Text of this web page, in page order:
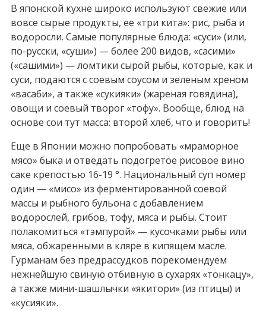
В японской кухне широко используют свежие или
вовсе сырые продукты, ее «три кита»: рис, рыба и
водоросли. Самые популярные блюда: «суси» (или,
по-русски, «суши») — более 200 видов, «сасими»
(«сашими») — ломтики сырой рыбы, которые, как и
суси, подаются с соевым соусом и зеленым хреном
«васаби», а также «сукияки» (жареная говядина),
овощи и соевый творог «тофу». Вообще, блюд на
основе сои тут масса: второй хлеб, что и говорить!
Еще в Японии можно попробовать «мраморное
мясо» быка и отведать подогретое рисовое вино
саке крепостью 16-19 °. Национальный суп номер
один — «мисо» из ферментированной соевой
массы и рыбного бульона с добавлением
водорослей, грибов, тофу, мяса и рыбы. Стоит
полакомиться «тэмпурой» — кусочками рыбы или
мяса, обжаренными в кляре в кипящем масле.
Гурманам без предрассудков порекомендуем
нежнейшую свиную отбивную в сухарях «тонкацу»,
а также мини-шашлычки «якитори» (из птицы) и
«кусияки».